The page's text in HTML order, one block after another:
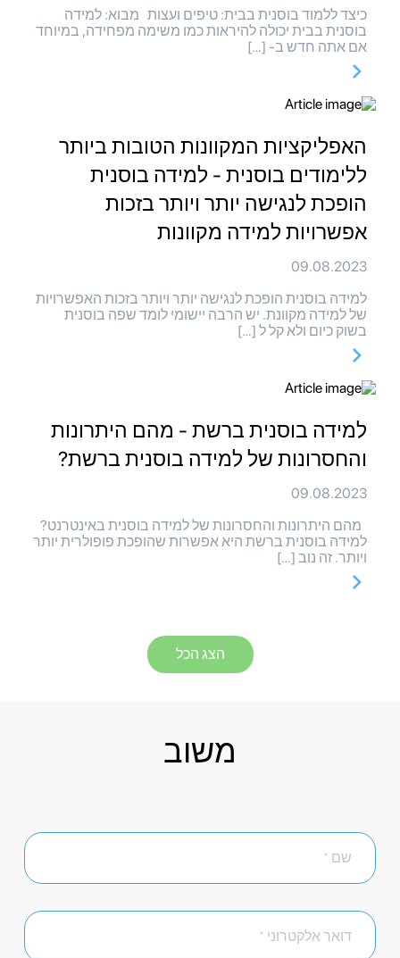
כיצד ללמוד בוסנית בבית: טיפים ועצות מבוא: למידה
בוסנית בבית יכולה להיראות כמו משימה מפחידה, במיוחד
אם אתה חדש ב- […]
האפליקציות המקוונות הטובות ביותר
ללימודים בוסנית - למידה בוסנית
הופכת לנגישה יותר ויותר בזכות
אפשרויות למידה מקוונות
09.08.2023
למידה בוסנית הופכת לנגישה יותר ויותר בזכות האפשרויות
של למידה מקוונת. יש הרבה יישומי לומד שפה בוסנית
בשוק כיום ולא קל ל […]
למידה בוסנית ברשת - מהם היתרונות
והחסרונות של למידה בוסנית ברשת?
09.08.2023
מהם היתרונות והחסרונות של למידה בוסנית באינטרנט?
למידה בוסנית ברשת היא אפשרות שהופכת פופולרית יותר
ויותר. זה נוב […]
הצג הכל
משוב